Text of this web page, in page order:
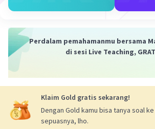
Iklan
Perdalam pemahamanmu bersama
di sesi Live Teaching,
Klaim Gold gratis sekarang!
Dengan Gold kamu bisa tanya soal
sepuasnya, lho.